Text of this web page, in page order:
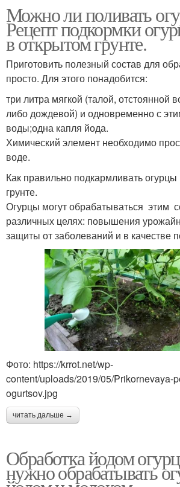
Можно ли поливать
Рецепт подкормки
в открытом грунте.
Приготовить полезный состав для
просто. Для этого понадобится:
три литра мягкой (талой, отстоянной
либо дождевой) и одновременно с
воды;одна капля йода.
Химический элемент необходимо
воде.
Как правильно подкармливать
грунте.
Огурцы могут обрабатываться этим
различных целях: повышения
защиты от заболеваний и в качестве
Фото: https://krrot.net/wp-
content/uploads/2019/05/Prikornevaya-
ogurtsov.jpg
читать дальше →
Обработка йодом
нужно обрабатывать